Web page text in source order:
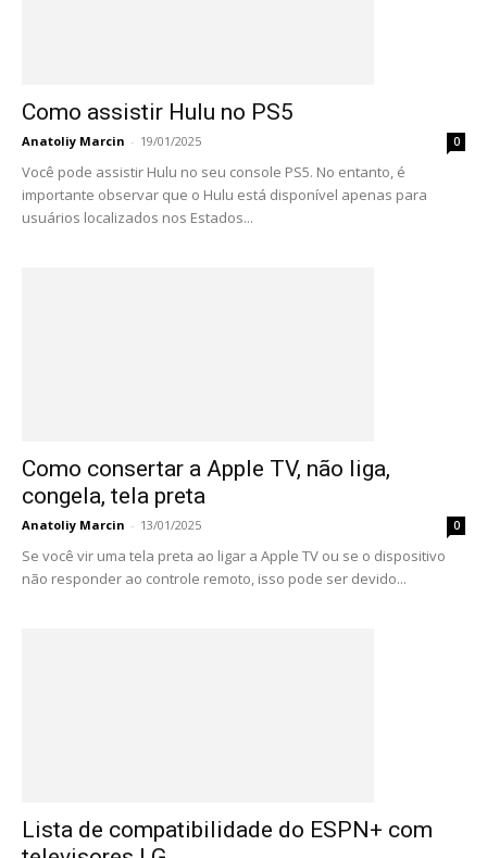
Como assistir Hulu no PS5
Anatoliy Marcin - 19/01/2025 0
Você pode assistir Hulu no seu console PS5. No entanto, é
importante observar que o Hulu está disponível apenas para
usuários localizados nos Estados...
Como consertar a Apple TV, não liga,
congela, tela preta
Anatoliy Marcin - 13/01/2025 0
Se você vir uma tela preta ao ligar a Apple TV ou se o dispositivo
não responder ao controle remoto, isso pode ser devido...
Lista de compatibilidade do ESPN+ com